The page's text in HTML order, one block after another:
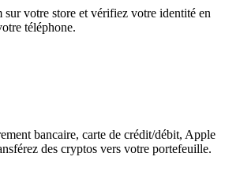
votre store et vérifiez votre identité en
téléphone.
bancaire, carte de crédit/débit, Apple
des cryptos vers votre portefeuille.